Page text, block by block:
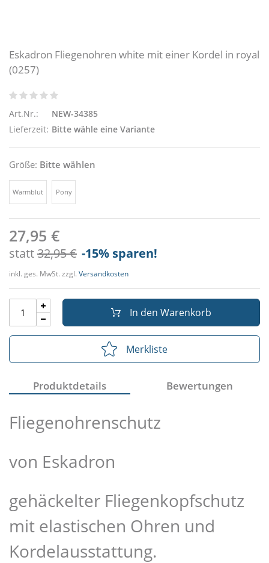
Eskadron Fliegenohren white mit einer Kordel in royal
(0257)
Art.Nr.:
NEW-34385
Lieferzeit: Bitte wähle eine Variante
Größe: Bitte wählen
Warmblut Pony
27,95 €
statt32,95 € -15% sparen!
inkl. ges. MwSt. zzgl. Versandkosten
In den Warenkorb
Merkliste
Produktdetails Bewertungen
Fliegenohrenschutz
von Eskadron
gehäckelter Fliegenkopfschutz
mit elastischen Ohren und
Kordelausstattung.